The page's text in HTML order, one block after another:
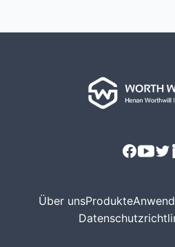
Facebook
Über unsProdukte